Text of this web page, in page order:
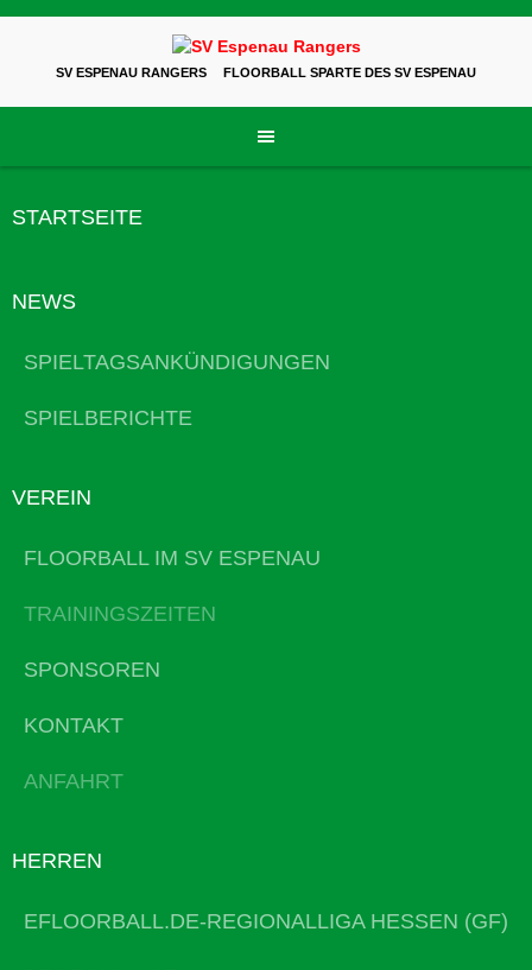
SV ESPENAU RANGERS FLOORBALL SPARTE DES SV ESPENAU
STARTSEITE
NEWS
SPIELTAGSANKÜNDIGUNGEN
SPIELBERICHTE
VEREIN
FLOORBALL IM SV ESPENAU
TRAININGSZEITEN
SPONSOREN
KONTAKT
ANFAHRT
HERREN
EFLOORBALL.DE-REGIONALLIGA HESSEN (GF)